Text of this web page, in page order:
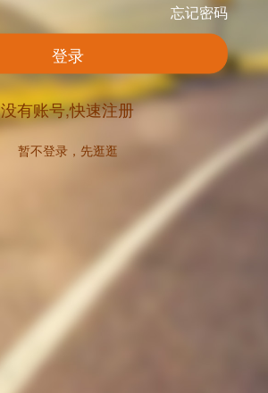
忘记密码
登录
没有账号,快速注册
暂不登录，先逛逛